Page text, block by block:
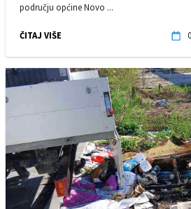
području općine Novo ...
ČITAJ VIŠE